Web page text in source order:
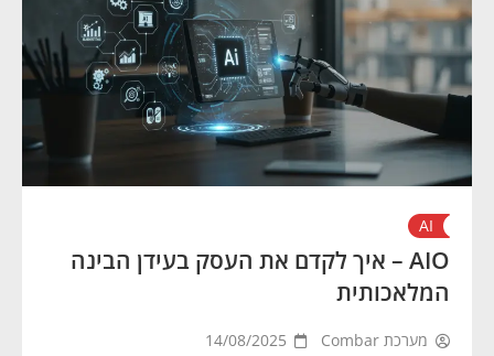
AI
AIO – איך לקדם את העסק בעידן הבינה
המלאכותית
מערכת Combar 14/08/2025